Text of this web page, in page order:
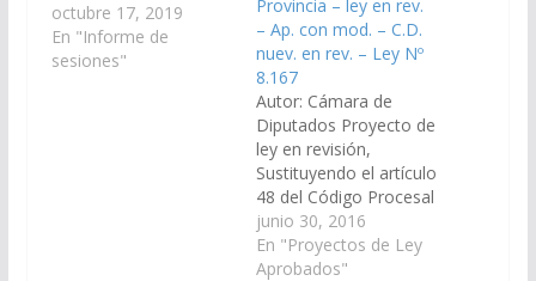
octubre 17, 2019
En "Informe de
sesiones"
Provincia – ley en rev.
– Ap. con mod. – C.D.
nuev. en rev. – Ley Nº
8.167
Autor: Cámara de
Diputados Proyecto de
ley en revisión,
Sustituyendo el artículo
48 del Código Procesal
Laboral de la Provincia
- Ley 5298. (Expte. Nº
91-35.672/16 – A la
junio 30, 2016
En "Proyectos de Ley
Aprobados"